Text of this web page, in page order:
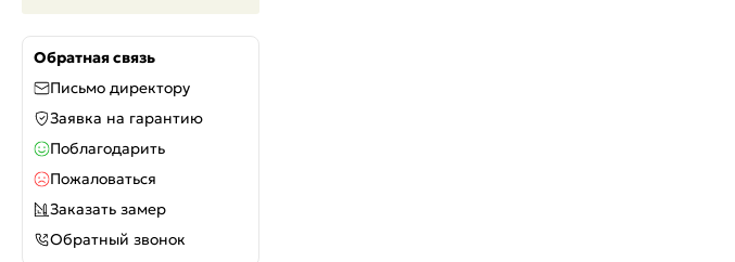
Обратная связь
Письмо директору
Заявка на гарантию
Поблагодарить
Пожаловаться
Заказать замер
Обратный звонок